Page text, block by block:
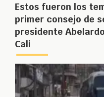
Estos fueron los
primer consejo de
presidente
Cali